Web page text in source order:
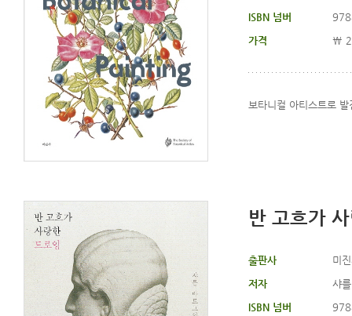
ISBN 넘버
가격
\
보타니컬 아티스트로
반 고흐가
출판사
미
저자
샤
ISBN 넘버